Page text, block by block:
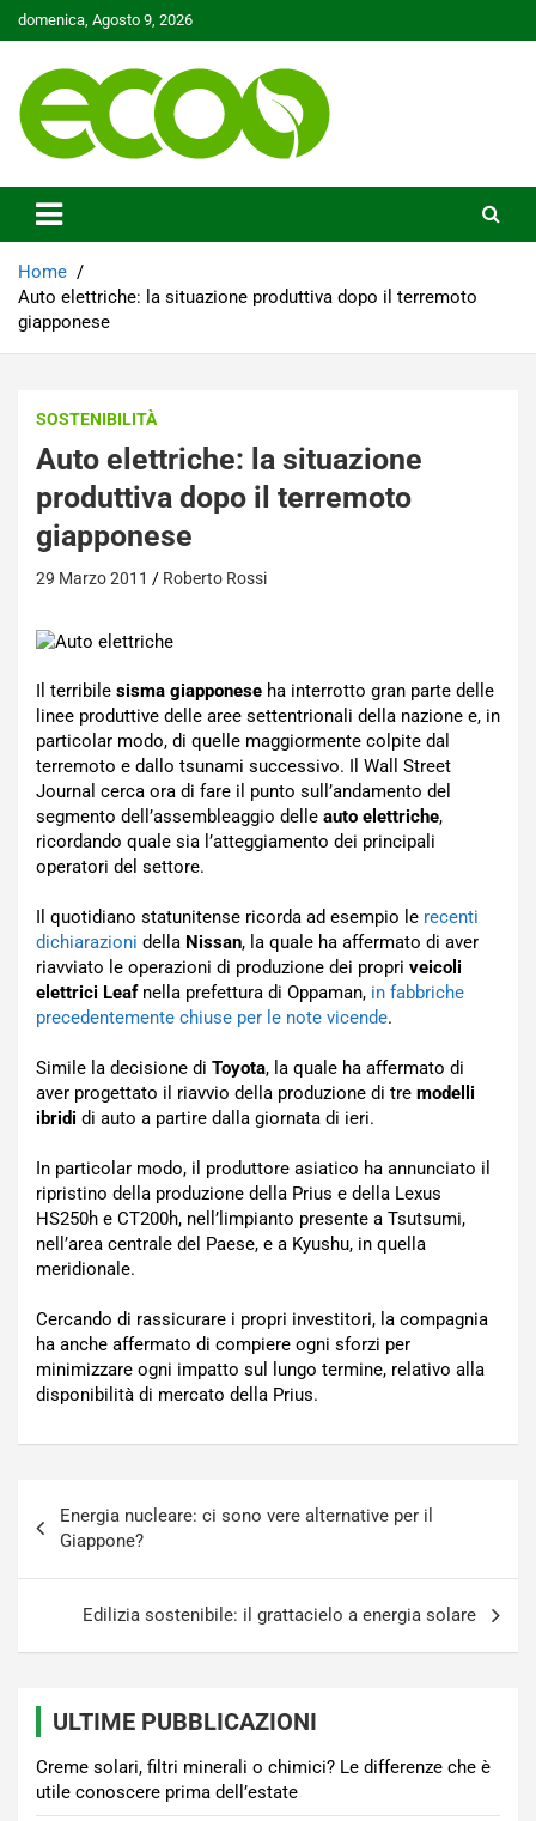
Skip
to
domenica, Agosto 9, 2026
Ecoo.it
Home
Auto elettriche: la situazione produttiva dopo il terremoto
giapponese
SOSTENIBILITÀ
Auto elettriche: la situazione
produttiva dopo il terremoto
giapponese
29 Marzo 2011 Roberto Rossi
Il terribile sisma giapponese ha interrotto gran parte delle
linee produttive delle aree settentrionali della nazione e, in
particolar modo, di quelle maggiormente colpite dal
terremoto e dallo tsunami successivo. Il Wall Street
Journal cerca ora di fare il punto sull’andamento del
segmento dell’assembleaggio delle auto elettriche,
ricordando quale sia l’atteggiamento dei principali
operatori del settore.
Il quotidiano statunitense ricorda ad esempio le recenti
dichiarazioni della Nissan, la quale ha affermato di aver
riavviato le operazioni di produzione dei propri veicoli
elettrici Leafnella prefettura di Oppaman, in fabbriche
precedentemente chiuse per le note vicende.
Simile la decisione di Toyota, la quale ha affermato di
aver progettato il riavvio della produzione di tre modelli
ibridi di auto a partire dalla giornata di ieri.
In particolar modo, il produttore asiatico ha annunciato il
ripristino della produzione della Prius e della Lexus
HS250h e CT200h, nell’limpianto presente a Tsutsumi,
nell’area centrale del Paese, e a Kyushu, in quella
meridionale.
Cercando di rassicurare i propri investitori, la compagnia
ha anche affermato di compiere ogni sforzi per
minimizzare ogni impatto sul lungo termine, relativo alla
disponibilità di mercato della Prius.
articoli
Energia nucleare: ci sono vere alternative per il
Giappone?
Edilizia sostenibile: il grattacielo a energia solare
ULTIME PUBBLICAZIONI
Creme solari, filtri minerali o chimici? Le differenze che è
utile conoscere prima dell’estate